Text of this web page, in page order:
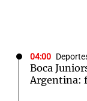
04:00
Boca
Argentina: